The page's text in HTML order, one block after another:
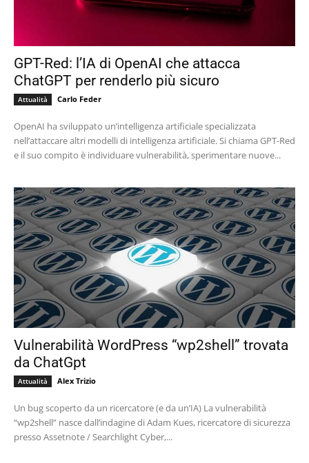
GPT-Red: l’IA di OpenAI che attacca
ChatGPT per renderlo più sicuro
Attualità Carlo Feder
OpenAI ha sviluppato un’intelligenza artificiale specializzata
nell’attaccare altri modelli di intelligenza artificiale. Si chiama GPT-Red
e il suo compito è individuare vulnerabilità, sperimentare nuove...
Vulnerabilità WordPress “wp2shell” trovata
da ChatGpt
Attualità Alex Trizio
Un bug scoperto da un ricercatore (e da un’IA) La vulnerabilità
“wp2shell” nasce dall’indagine di Adam Kues, ricercatore di sicurezza
presso Assetnote / Searchlight Cyber,...